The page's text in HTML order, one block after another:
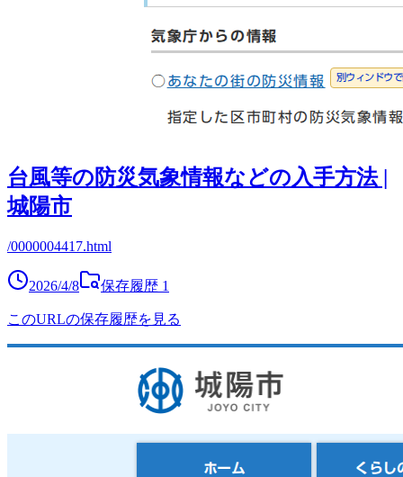
台風等の防災気象情報などの入手方法 |
城陽市
/0000004417.html
2026/4/8 保存履歴 1
このURLの保存履歴を見る